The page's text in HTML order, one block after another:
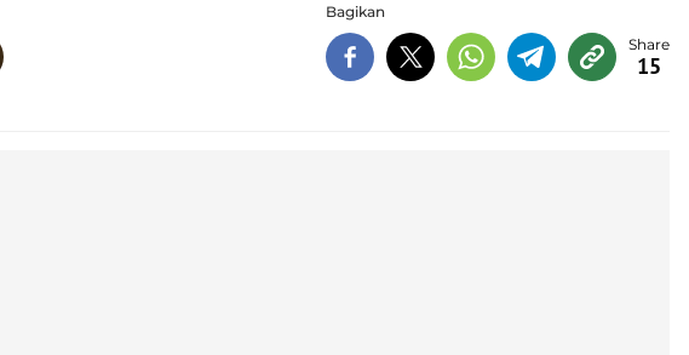
Bagikan
15